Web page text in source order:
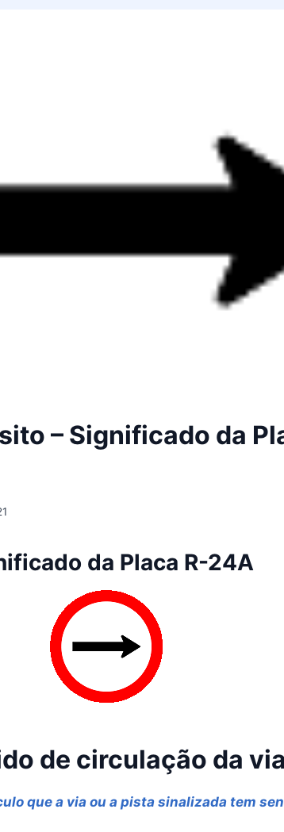
– Significado da
da Placa R-24A
de circulação da
que a via ou a pista sinalizada tem